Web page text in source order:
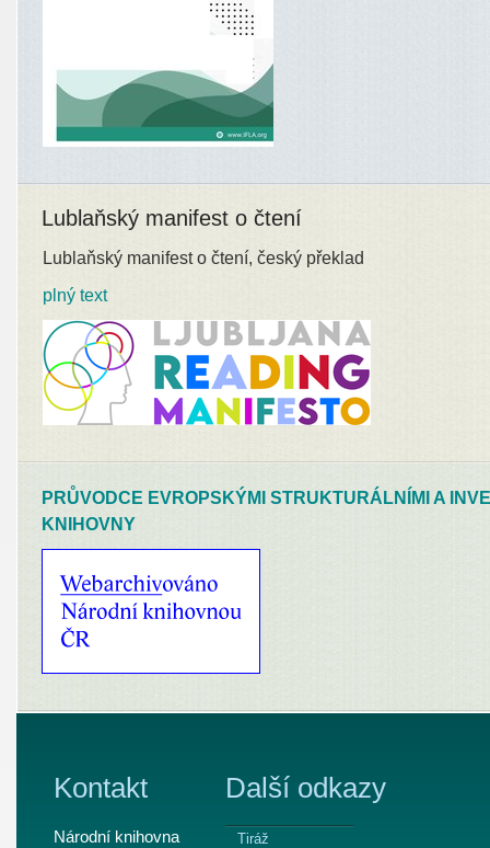
Lublaňský manifest o čtení
Lublaňský manifest o čtení, český překlad
plný text
PRŮVODCE EVROPSKÝMI STRUKTURÁLNÍMI A
KNIHOVNY
Kontakt
Národní knihovna
Další odkazy
Tiráž